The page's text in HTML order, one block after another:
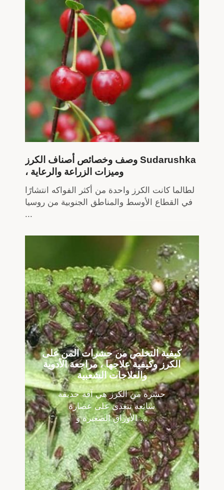
وصف وخصائص أصناف الكرز Sudarushka
، وميزات الزراعة والرعاية
لطالما كانت الكرز واحدة من أكثر الفواكه انتشارًا
في القطاع الأوسط والمناطق الجنوبية من روسيا
...
كيفية التخلص من حشرات المن على
الكرز وكيفية علاجها ، مراجعة الأدوية
والعلاجات الشعبية
حشرة من الكرز هي آفة حديقة
شائعة تتغذى على عصارة
الأوراق الصغيرة و ...